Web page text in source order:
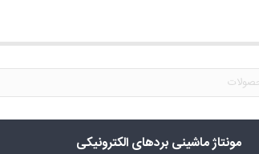
مونتاژ ماشینی بردهای الکترونیکی